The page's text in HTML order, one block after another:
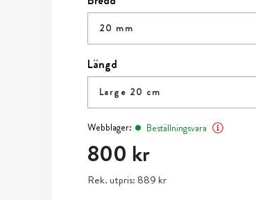
20 mm
Längd
Large 20 cm
Webblager: Beställningsvara
Pris:800 kr
800 kr
Rek. utpris: Pris: 889 kr
889 kr